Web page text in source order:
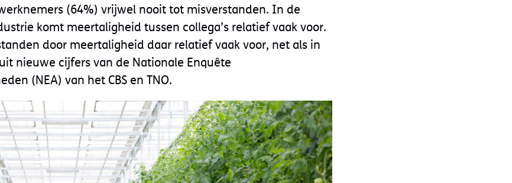
(64%) vrijwel nooit tot misverstanden. In de
komt meertaligheid tussen collega’s relatief vaak voor.
door meertaligheid daar relatief vaak voor, net als in
nieuwe cijfers van de Nationale Enquête
(NEA) van het CBS en TNO.